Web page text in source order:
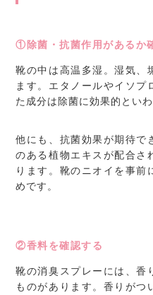
①除菌・抗菌作用があるか
靴の中は高温多湿。湿気、
ます。エタノールやイソプ
た成分は除菌に効果的といわ
他にも、抗菌効果が期待で
のある植物エキスが配合さ
ります。靴のニオイを事前
めです。
②香料を確認する
靴の消臭スプレーには、香
ものがあります。香りがつ